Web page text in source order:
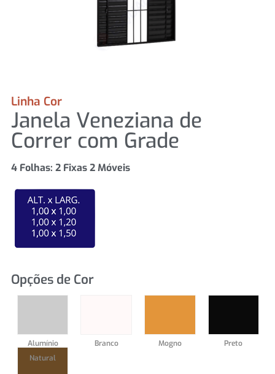
Linha Cor
Janela Veneziana de
Correr com Grade
4 Folhas: 2 Fixas 2 Móveis
Opções de Cor
Alumínio
Natural
Branco Mogno Preto